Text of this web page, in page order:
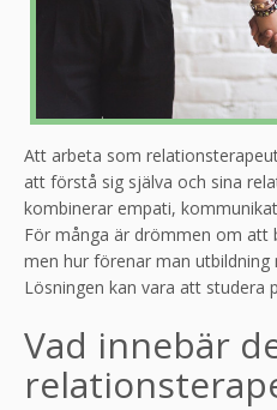
Att arbeta som
att förstå sig själva och sina
kombinerar empati,
För många är drömmen om att
men hur förenar man utbildning
Lösningen kan vara att studera
Vad innebär